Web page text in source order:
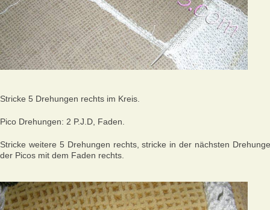
Stricke 5 Drehungen rechts im Kreis.
Pico Drehungen: 2 P.J.D, Faden.
Stricke weitere 5 Drehungen rechts, stricke in der nächsten
der Picos mit dem Faden rechts.